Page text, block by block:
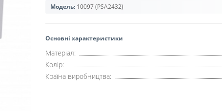
Модель: 10097 (PSA2432)
Основні характеристики
Матеріал:
Колір:
Країна виробництва: